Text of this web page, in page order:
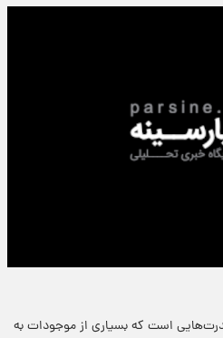
است که بسیاری از موجودات به